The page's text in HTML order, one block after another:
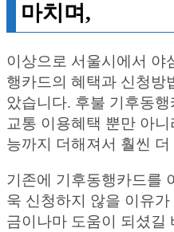
마치며,
이상으로 서울시에서 야
행카드의 혜택과 신청방
았습니다. 후불 기후동
교통 이용혜택 뿐만 아
능까지 더해져서 훨씬
기존에 기후동행카드를
욱 신청하지 않을 이유
금이나마 도움이 되셨길